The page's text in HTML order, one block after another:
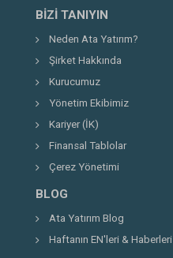
BIZI TANIYIN
Neden Ata Yatırım?
Şirket Hakkında
Kurucumuz
Yönetim Ekibimiz
Kariyer (İK)
Finansal Tablolar
Çerez Yönetimi
BLOG
Ata Yatırım Blog
Haftanın EN'leri & Haberleri